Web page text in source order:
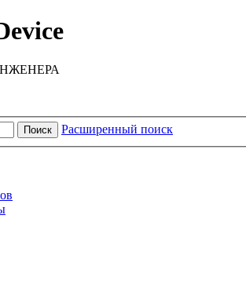
Поиск Расширенный поиск